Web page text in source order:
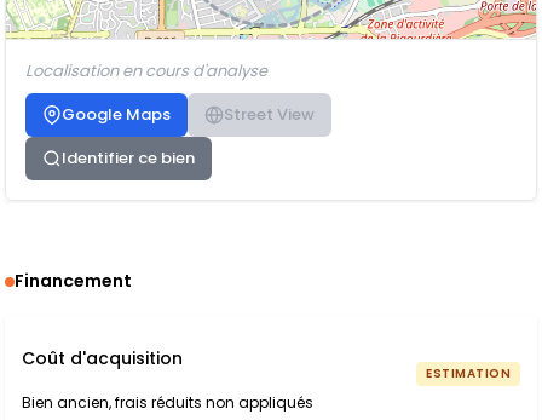
Localisation en cours d'analyse
Google Maps
Street View
Identifier ce bien
Financement
Coût d'acquisition
Bien ancien, frais réduits non appliqués
ESTIMATION